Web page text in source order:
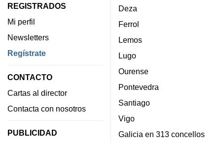
REGISTRADOS
Mi perfil
Newsletters
Regístrate
CONTACTO
Cartas al director
Contacta con nosotros
PUBLICIDAD
Deza
Ferrol
Lemos
Lugo
Ourense
Pontevedra
Santiago
Vigo
Galicia en 313 concellos